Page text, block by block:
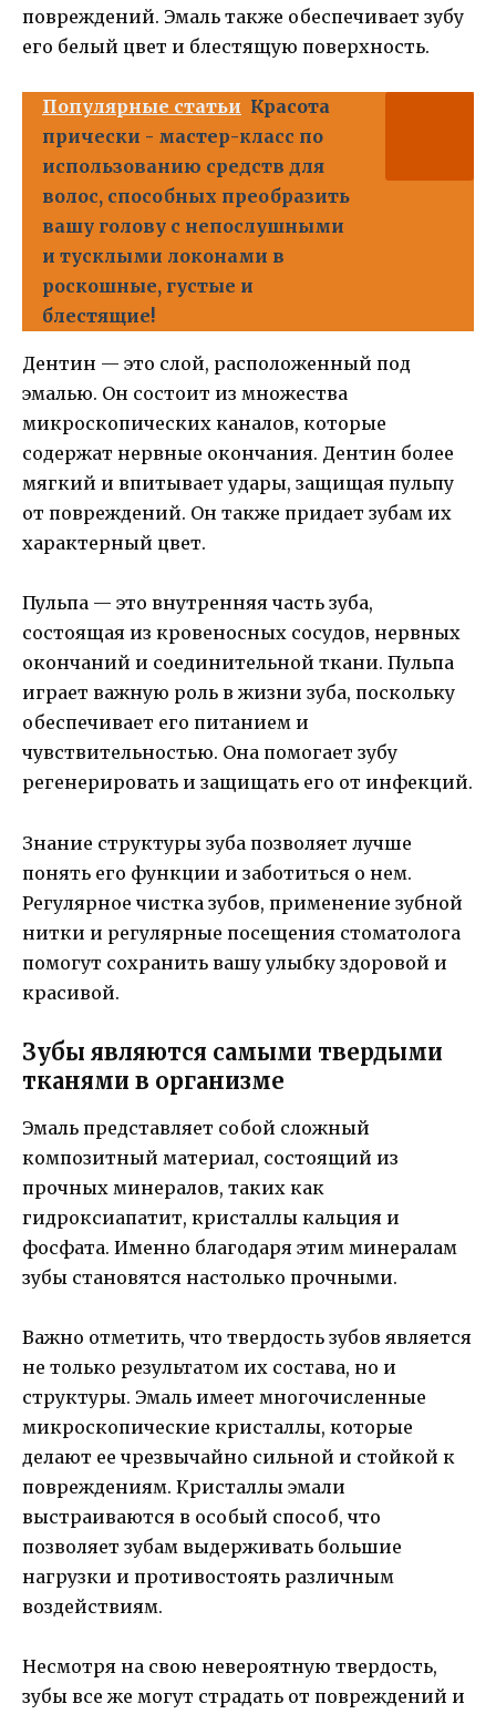
повреждений. Эмаль также обеспечивает зубу
его белый цвет и блестящую поверхность.
Популярные статьи Красота
прически - мастер-класс по
использованию средств для
волос, способных преобразить
вашу голову с непослушными
и тусклыми локонами в
роскошные, густые и
блестящие!
Дентин — это слой, расположенный под
эмалью. Он состоит из множества
микроскопических каналов, которые
содержат нервные окончания. Дентин более
мягкий и впитывает удары, защищая пульпу
от повреждений. Он также придает зубам их
характерный цвет.
Пульпа — это внутренняя часть зуба,
состоящая из кровеносных сосудов, нервных
окончаний и соединительной ткани. Пульпа
играет важную роль в жизни зуба, поскольку
обеспечивает его питанием и
чувствительностью. Она помогает зубу
регенерировать и защищать его от инфекций.
Знание структуры зуба позволяет лучше
понять его функции и заботиться о нем.
Регулярное чистка зубов, применение зубной
нитки и регулярные посещения стоматолога
помогут сохранить вашу улыбку здоровой и
красивой.
Зубы являются самыми твердыми
тканями в организме
Эмаль представляет собой сложный
композитный материал, состоящий из
прочных минералов, таких как
гидроксиапатит, кристаллы кальция и
фосфата. Именно благодаря этим минералам
зубы становятся настолько прочными.
Важно отметить, что твердость зубов является
не только результатом их состава, но и
структуры. Эмаль имеет многочисленные
микроскопические кристаллы, которые
делают ее чрезвычайно сильной и стойкой к
повреждениям. Кристаллы эмали
выстраиваются в особый способ, что
позволяет зубам выдерживать большие
нагрузки и противостоять различным
воздействиям.
Несмотря на свою невероятную твердость,
зубы все же могут страдать от повреждений и